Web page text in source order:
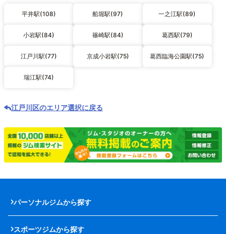
平井駅(108) 船堀駅(97) 一之江駅(89)
小岩駅(84) 篠崎駅(84) 葛西駅(79)
江戸川駅(77) 京成小岩駅(75) 葛西臨海公園駅(75)
瑞江駅(74)
江戸川区のエリア選択に戻る
パーソナルジムから探す
スポーツジムから探す